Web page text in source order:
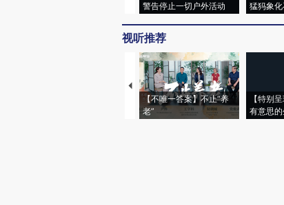
警告停止一切户外活动
猛犸象
视听推荐
【不唯一答案】不止“养
老”
【特别
有意思的